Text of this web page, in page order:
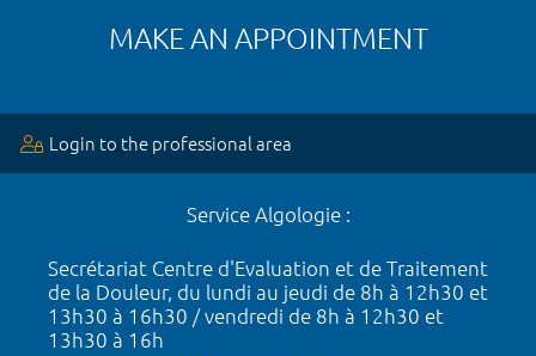
MAKE AN APPOINTMENT
Login to the professional area
Service Algologie :
Secrétariat Centre d'Evaluation et de Traitement
de la Douleur, du lundi au jeudi de 8h à 12h30 et
13h30 à 16h30 / vendredi de 8h à 12h30 et
13h30 à 16h